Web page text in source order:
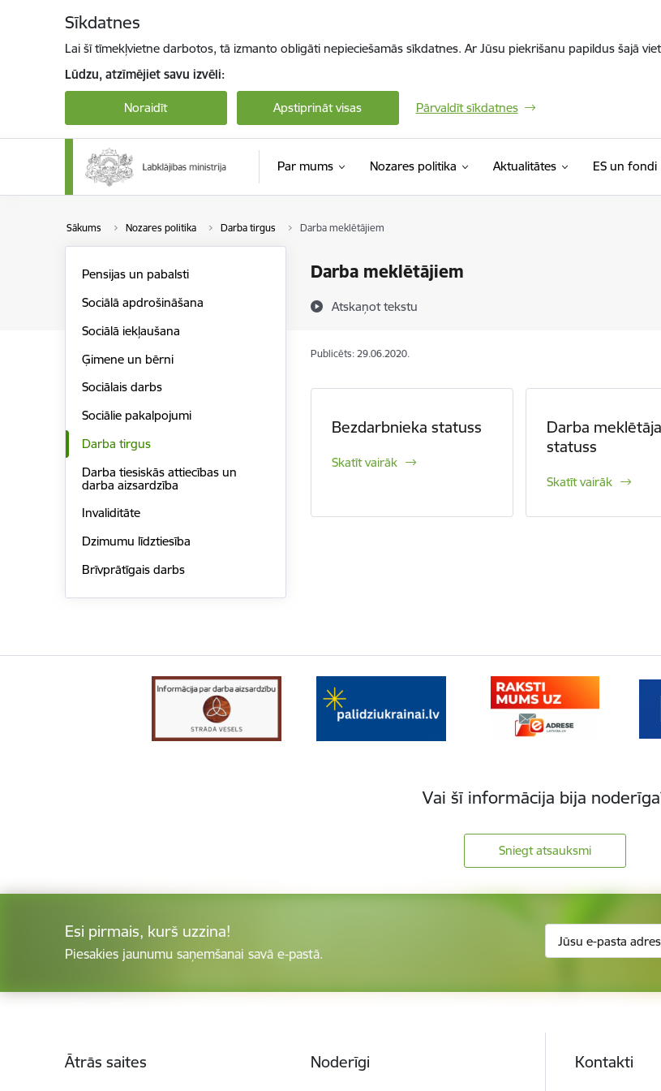
Sīkdatnes
Lai šī tīmekļvietne darbotos, tā izmanto obligāti nepieciešamās sīkdatnes. Ar Jūsu piekrišanu papildus šajā
Lūdzu, atzīmējiet savu izvēli:
Noraidīt Apstiprināt visas Pārvaldīt sīkdatnes
Par mums Nozares politika Aktualitātes ES un fondi
Sākums Nozares politika Darba tirgus Darba meklētājiem
Darba meklētājiem
Atskaņot tekstu
Pensijas un pabalsti
Sociālā apdrošināšana
Sociālā iekļaušana
Ģimene un bērni
Sociālais darbs
Sociālie pakalpojumi
Darba tirgus
Darba tiesiskās attiecības un
darba aizsardzība
Invaliditāte
Dzimumu līdztiesība
Brīvprātīgais darbs
Publicēts: 29.06.2020.
Bezdarbnieka statuss
Skatīt vairāk
Darba meklētāja
statuss
Skatīt vairāk
Vai šī informācija bija
Sniegt atsauksmi
Esi pirmais, kurš uzzina!
Piesakies jaunumu saņemšanai savā e-pastā.
Ātrās saites Noderīgi Kontakti